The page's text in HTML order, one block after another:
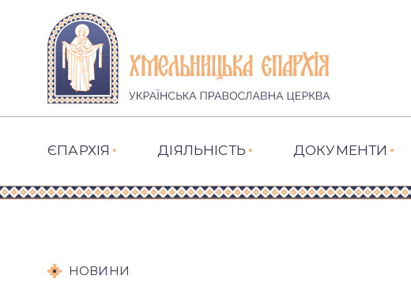
ЄПАРХІЯ ДІЯЛЬНІСТЬ ДОКУМЕНТИ
НОВИНИ